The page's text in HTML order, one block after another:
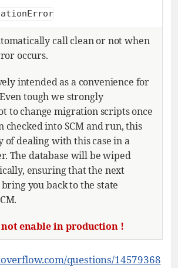
call clean or not when
occurs.
intended as a convenience for
tough we strongly
to change migration scripts once
checked into SCM and run, this
of dealing with this case in a
The database will be wiped
ensuring that the next
you back to the state
enable in production !
questions/14579368